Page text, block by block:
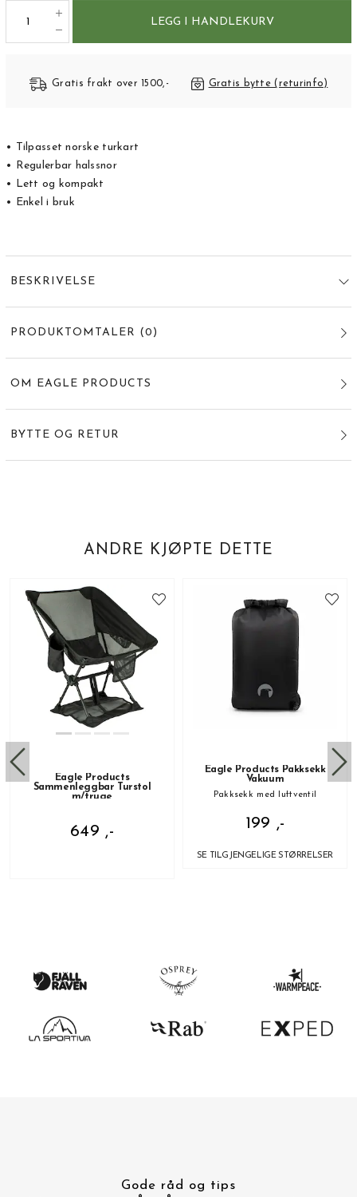
LEGG I HANDLEKURV
Gratis frakt over 1500,- Gratis bytte (returinfo)
• Tilpasset norske turkart
• Regulerbar halssnor
• Lett og kompakt
• Enkel i bruk
BESKRIVELSE
PRODUKTOMTALER (0 )
OM EAGLE PRODUCTS
BYTTE OG RETUR
ANDRE KJØPTE DETTE
Eagle Products
Sammenleggbar Turstol
m/truge
649 ,-
Eagle Products Pakksekk
Vakuum
Pakksekk med luftventil
199 ,-
SE TILGJENGELIGE STØRRELSER
Gode råd og tips